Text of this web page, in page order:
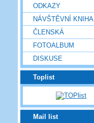
ODKAZY
NÁVŠTĚVNÍ KNIHA
ČLENSKÁ
FOTOALBUM
DISKUSE
Toplist
Mail list